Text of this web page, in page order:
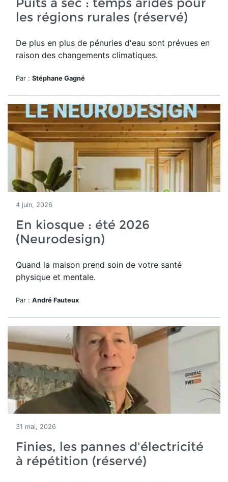
les régions rurales (réservé)
De plus en plus de pénuries d'eau sont prévues en
raison des changements climatiques.
Par : Stéphane Gagné
4 juin, 2026
En kiosque : été 2026
(Neurodesign)
Quand la maison prend soin de votre santé
physique et mentale.
Par : André Fauteux
31 mai, 2026
Finies, les pannes d'électricité
à répétition (réservé)